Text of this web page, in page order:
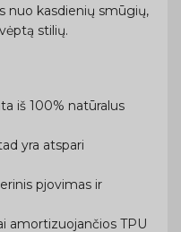
nuo kasdienių smūgių,
stilių.
iš 100% natūralus
yra atspari
pjovimas ir
amortizuojančios TPU